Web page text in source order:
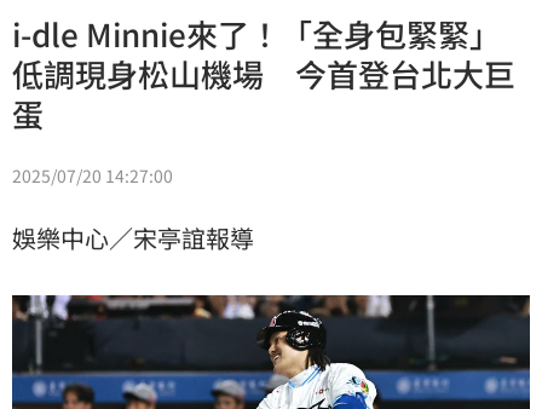
i-dle Minnie來了！「全身包緊緊」
低調現身松山機場 今首登台北大巨
蛋
2025/07/20 14:27:00
娛樂中心／宋亭誼報導